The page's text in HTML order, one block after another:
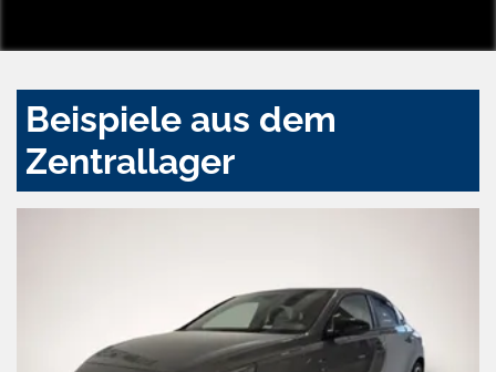
Beispiele aus dem
Zentrallager